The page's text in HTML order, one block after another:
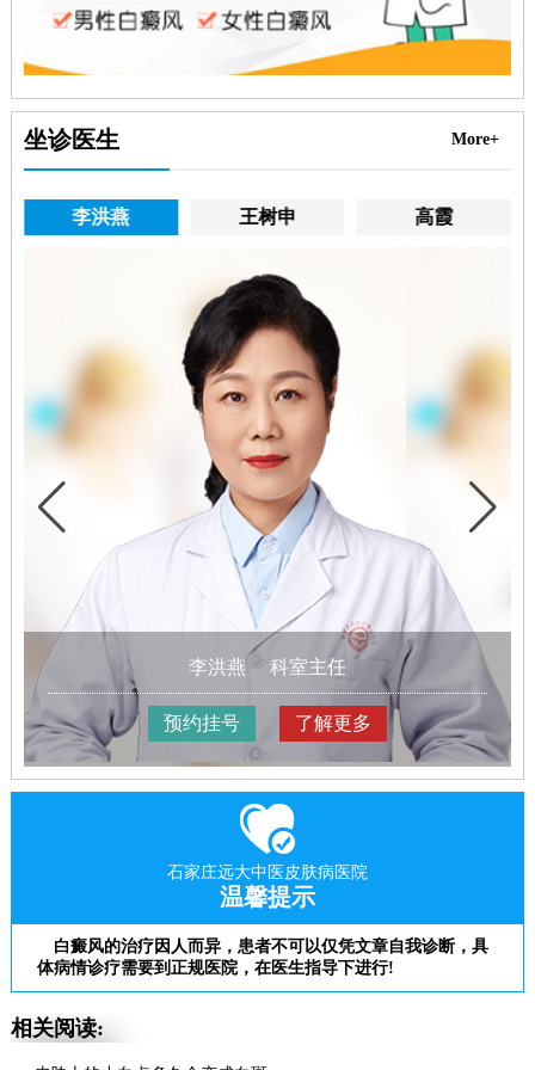
坐诊医生 More+
李洪燕 王树申 高霞
李洪燕 科室主任
预约挂号 了解更多
石家庄远大中医皮肤病医院
温馨提示
白癜风的治疗因人而异，患者不可以仅凭文章自我诊断，具
体病情诊疗需要到正规医院，在医生指导下进行!
相关阅读: